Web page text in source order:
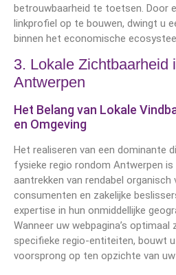
betrouwbaarheid te toetsen. Door
linkprofiel op te bouwen, dwingt u
binnen het economische
3. Lokale Zichtbaarheid
Antwerpen
Het Belang van Lokale
en Omgeving
Het realiseren van een dominante
fysieke regio rondom Antwerpen
aantrekken van rendabel organisch
consumenten en zakelijke
expertise in hun onmiddellijke
Wanneer uw webpagina’s
specifieke regio-entiteiten, bouwt
voorsprong op ten opzichte van